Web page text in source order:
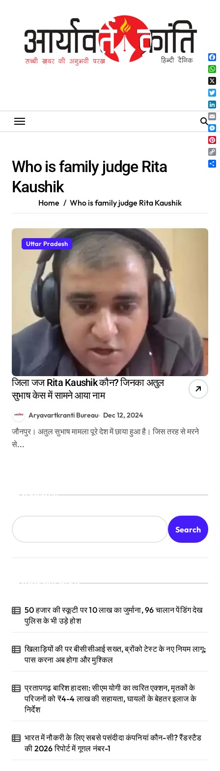
Who is family judge Rita
Kaushik
Home Who is family judge Rita Kaushik
Uttar Pradesh
जिला जज Rita Kaushik कौन? जिनका अतुल
सुभाष केस में सामने आया नाम
Aryavartkranti Bureau Dec 12, 2024
जौनपुर। अतुल सुभाष मामला पूरे देश में छाया हुआ है। जिस तरह से मरने
से...
Search
Search
Recent Posts
50 हजार की स्कूटी पर 10 लाख का जुर्माना, 96 चालान पेंडिंग देख
पुलिस के भी उड़े होश
खिलाड़ियों की पर बीसीसीआई सख्त, ब्रोंको टेस्ट के नए नियम लागू;
पास करना अब होगा और मुश्किल
प्रतापगढ़ बारिश हादसा: सीएम योगी का त्वरित एक्शन, मृतकों के
परिजनों को ₹4-4 लाख की सहायता, घायलों के बेहतर इलाज के
निर्देश
भारत में नौकरी के लिए सबसे पसंदीदा कंपनियां कौन-सी? रैंडस्टैड
की 2026 रिपोर्ट में गूगल नंबर-1
X